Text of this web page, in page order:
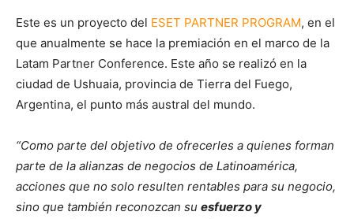
Este es un proyecto del ESET PARTNER PROGRAM, en el
que anualmente se hace la premiación en el marco de la
Latam Partner Conference. Este año se realizó en la
ciudad de Ushuaia, provincia de Tierra del Fuego,
Argentina, el punto más austral del mundo.
“Como parte del objetivo de ofrecerles a quienes forman
parte de la alianzas de negocios de Latinoamérica,
acciones que no solo resulten rentables para su negocio,
sino que también reconozcan su esfuerzo y